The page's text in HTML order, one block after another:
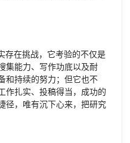
存在挑战，它考验的不仅是
集能力、写作功底以及耐
和持续的努力；但它也不
作扎实、投稿得当，成功的
径，唯有沉下心来，把研究